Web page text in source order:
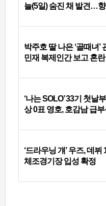
늘(5일) 숨진 채 발견…향
박주호 딸 나은 ‘골때녀’
민재 복제인간 보고 혼
‘나는 SOLO’ 33기 첫날
상 0표 영호, 호감남 급
‘드라우닝 걔’ 우즈, 데
체조경기장 입성 확정